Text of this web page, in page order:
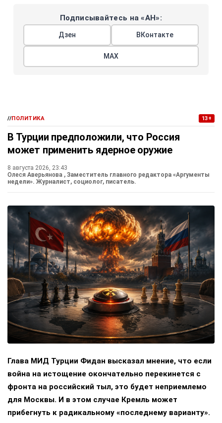
Подписывайтесь на «АН»:
Дзен ВКонтакте
МАХ
//ПОЛИТИКА 13+
В Турции предположили, что Россия
может применить ядерное оружие
8 августа 2026, 23:43
Олеся Аверьянова , Заместитель главного редактора «Аргументы
недели». Журналист, социолог, писатель.
Глава МИД Турции Фидан высказал мнение, что если
война на истощение окончательно перекинется с
фронта на российский тыл, это будет неприемлемо
для Москвы. И в этом случае Кремль может
прибегнуть к радикальному «последнему варианту».